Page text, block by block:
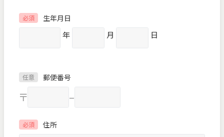
必須 生年月日
年 月 日
任意 郵便番号
〒 –
必須 住所